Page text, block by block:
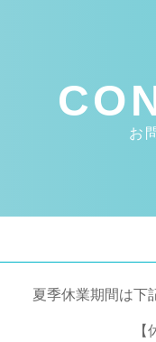
お
夏季休業期間は下
【